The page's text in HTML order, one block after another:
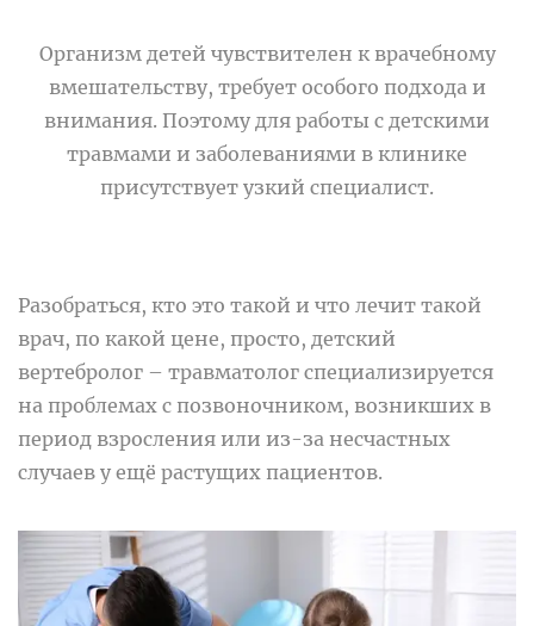
Организм детей чувствителен к врачебному
вмешательству, требует особого подхода и
внимания. Поэтому для работы с детскими
травмами и заболеваниями в клинике
присутствует узкий специалист.
Разобраться, кто это такой и что лечит такой
врач, по какой цене, просто, детский
вертебролог – травматолог специализируется
на проблемах с позвоночником, возникших в
период взросления или из-за несчастных
случаев у ещё растущих пациентов.